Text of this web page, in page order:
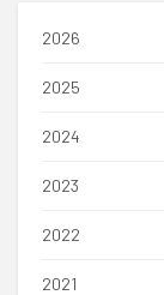
2026
2025
2024
2023
2022
2021